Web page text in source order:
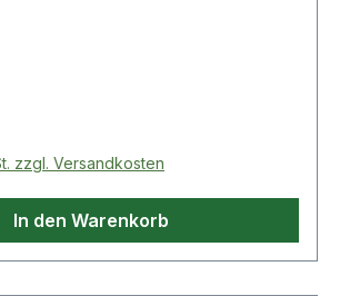
Schutzkontakt-
45°-Anordnung, auch für
in der Farbe weiß - in bester
Weitere Produkte im
zzgl. Versandkosten
In den Warenkorb